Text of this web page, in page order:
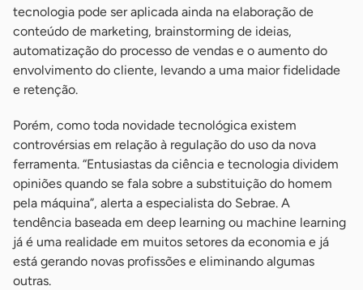
tecnologia pode ser aplicada ainda na elaboração de
conteúdo de marketing, brainstorming de ideias,
automatização do processo de vendas e o aumento do
envolvimento do cliente, levando a uma maior fidelidade
e retenção.
Porém, como toda novidade tecnológica existem
controvérsias em relação à regulação do uso da nova
ferramenta. “Entusiastas da ciência e tecnologia dividem
opiniões quando se fala sobre a substituição do homem
pela máquina”, alerta a especialista do Sebrae. A
tendência baseada em deep learning ou machine learning
já é uma realidade em muitos setores da economia e já
está gerando novas profissões e eliminando algumas
outras.